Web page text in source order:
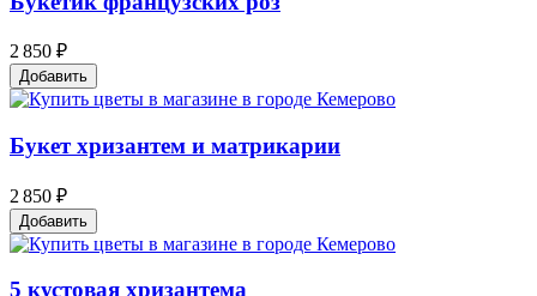
2 850 ₽
Добавить
Букет хризантем и матрикарии
2 850 ₽
Добавить
5 кустовая хризантема